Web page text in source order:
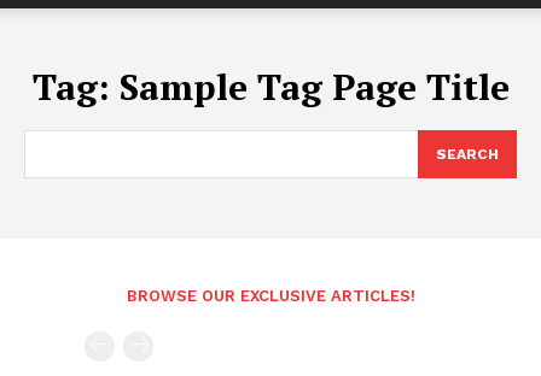
Tag: Sample Tag Page Title
SEARCH
BROWSE OUR EXCLUSIVE ARTICLES!